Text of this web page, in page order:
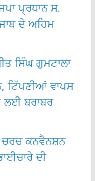
ਪ੍ਰਧਾਨ ਸ.
ਦੇ ਅਹਿਮ
ਸਿੰਘ ਗੁਮਟਾਲਾ
ਟਿੱਪਣੀਆਂ ਵਾਪਸ
ਲਈ ਬਰਾਬਰ
ਕਨਵੈਨਸ਼ਨ
ਦੀ